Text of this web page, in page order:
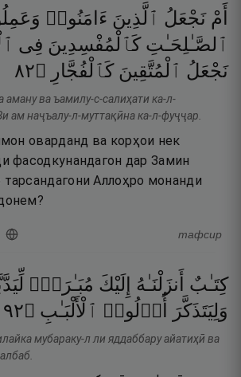
أَمْ نَجْعَلُ ٱلَّذِينَ ءَامَنُوا۟
ٱلصَّـٰلِحَـٰتِ كَٱلْمُفْسِدِينَ فِى
نَجْعَلُ ٱلْمُتَّقِينَ كَٱلْفُجَّارِ ۝٢٨
аману ва ъамилу-с-салиҳати ка-л-
ам наҷъалу-л-муттақӣна ка-л-фуҷҷар.
оварданд ва корҳои нек
фасодкунандагон дар Замин
Аллоҳро монанди
тафсир
كِتَـٰبٌ أَنزَلْنَـٰهُ إِلَيْكَ مُبَـٰرَكٌۭ
وَلِيَتَذَكَّرَ
أُو۟لُوا۟ ٱلْأَلْبَـٰبِ ۝٢٩
мубараку-л ли яддаббару айатиҳӣ ва